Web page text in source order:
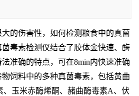
的伤害性，如何检测粮食中的真菌
毒素检测仪结合了胶体金快速、酶
准确的特点，可在8min内快速准确
饲料中的多种真菌毒素，包括黄曲
、玉米赤酶烯酮、赭曲酶毒素A、伏